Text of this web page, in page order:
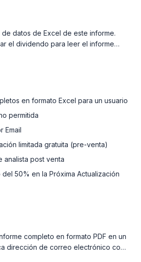
datos de Excel de este informe.
el dividendo para leer el informe
en formato Excel para un usuario
permitida
Email
limitada gratuita (pre-venta)
analista post venta
50% en la Próxima Actualización
completo en formato PDF en un
dirección de correo electrónico con